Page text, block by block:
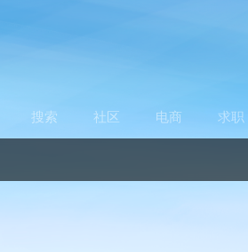
搜索 社区 电商 求职